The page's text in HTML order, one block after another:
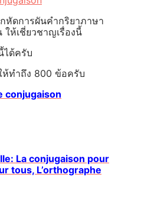
หัดการผันคำกริยาภาษา
ให้เชี่ยวชาญเรื่องนี้
ได้ครับ
ทำถึง 800 ข้อครับ
conjugaison
La conjugaison pour
tous, L’orthographe